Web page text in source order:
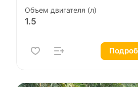
Объем двигателя (л)
1.5